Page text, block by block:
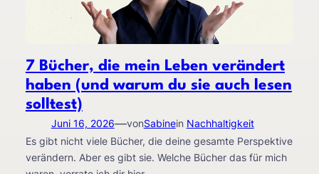
7 Bücher, die mein Leben verändert
haben (und warum du sie auch lesen
solltest)
Juni 16, 2026—vonSabinein Nachhaltigkeit
Es gibt nicht viele Bücher, die deine gesamte Perspektive
verändern. Aber es gibt sie. Welche Bücher das für mich